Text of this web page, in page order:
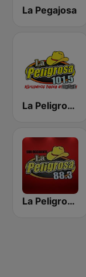
La Pegajosa
La Peligrosa Oriente
La Peligrosa Sur Occidente